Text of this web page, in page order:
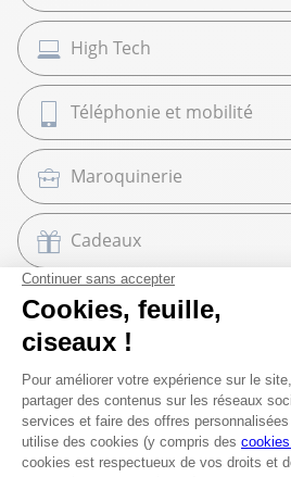
High Tech
Téléphonie et mobilité
Maroquinerie
Cadeaux
Librairie
Beaux Arts
Espace services